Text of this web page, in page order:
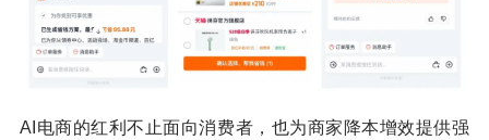
AI电商的红利不止面向消费者，也为商家降本增效提供强